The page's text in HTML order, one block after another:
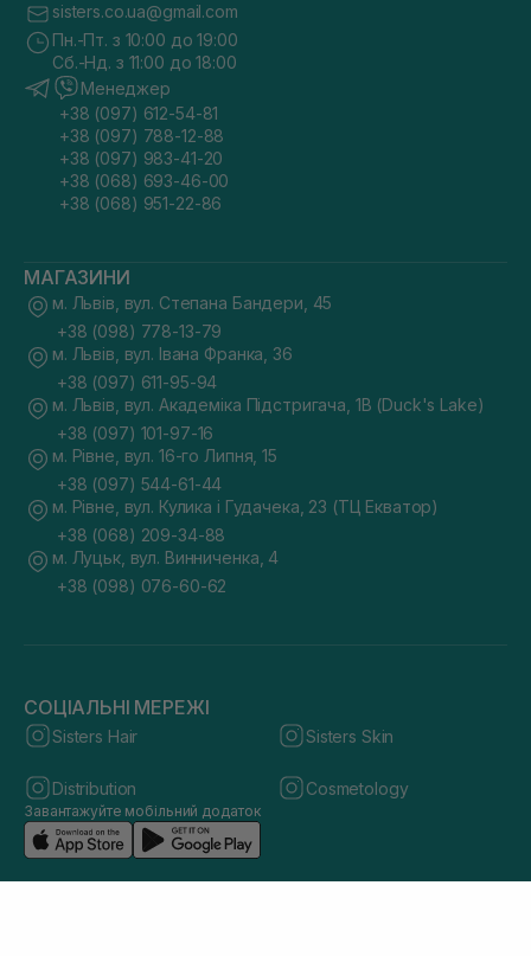
sisters.co.ua@gmail.com
Пн.-Пт. з 10:00 до 19:00
Сб.-Нд. з 11:00 до 18:00
Менеджер
+38 (097) 612-54-81
+38 (097) 788-12-88
+38 (097) 983-41-20
+38 (068) 693-46-00
+38 (068) 951-22-86
МАГАЗИНИ
м. Львів, вул. Степана Бандери, 45
+38 (098) 778-13-79
м. Львів, вул. Івана Франка, 36
+38 (097) 611-95-94
м. Львів, вул. Академіка Підстригача, 1В (Duck's Lake)
+38 (097) 101-97-16
м. Рівне, вул. 16-го Липня, 15
+38 (097) 544-61-44
м. Рівне, вул. Кулика і Гудачека, 23 (ТЦ Екватор)
+38 (068) 209-34-88
м. Луцьк, вул. Винниченка, 4
+38 (098) 076-60-62
СОЦІАЛЬНІ МЕРЕЖІ
Sisters Hair Sisters Skin
Distribution Cosmetology
Завантажуйте мобільний додаток